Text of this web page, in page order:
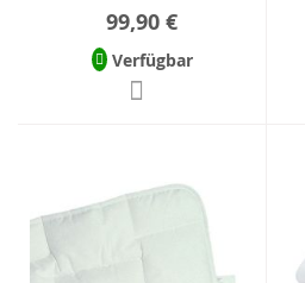
99,90 €
Verfügbar